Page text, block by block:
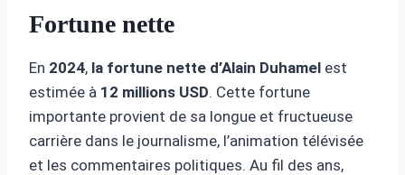
Fortune nette
En 2024, la fortune nette d’Alain Duhamel est
estimée à 12 millions USD. Cette fortune
importante provient de sa longue et fructueuse
carrière dans le journalisme, l’animation télévisée
et les commentaires politiques. Au fil des ans,